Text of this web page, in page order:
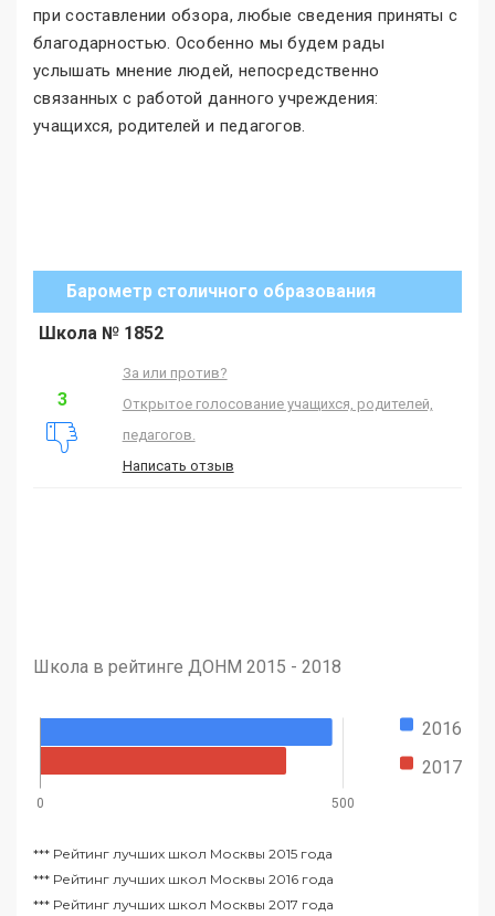
при составлении обзора, любые сведения приняты с
благодарностью. Особенно мы будем рады
услышать мнение людей, непосредственно
связанных с работой данного учреждения:
учащихся, родителей и педагогов.
Барометр столичного образования
Школа № 1852
3
За или против?
Открытое голосование учащихся, родителей,
педагогов.
Написать отзыв
Школа в рейтинге ДОНМ 2015 - 2018
2016
2017
0 500
*** Рейтинг лучших школ Москвы 2015 года
*** Рейтинг лучших школ Москвы 2016 года
*** Рейтинг лучших школ Москвы 2017 года